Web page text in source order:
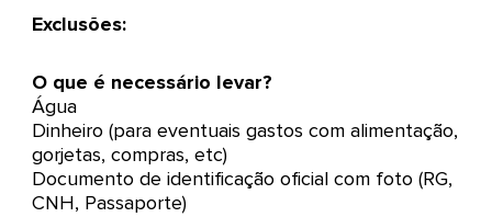
Exclusões:
O que é necessário levar?
Água
Dinheiro (para eventuais gastos com alimentação,
gorjetas, compras, etc)
Documento de identificação oficial com foto (RG,
CNH, Passaporte)